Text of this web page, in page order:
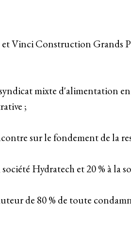
et Vinci Construction Grands
mixte d'alimentation
;
sur le fondement de la
Hydratech et 20 % à la
de 80 % de toute